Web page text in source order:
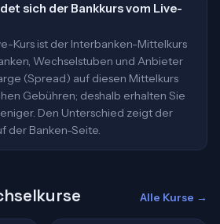
sich der Bankkurs vom Live-
Kurs ist der Interbanken-Mittelkurs
Wechselstuben und Anbieter
(Spread) auf diesen Mittelkurs
Gebühren; deshalb erhalten Sie
Den Unterschied zeigt der
der Banken-Seite.
Alle Kurse →